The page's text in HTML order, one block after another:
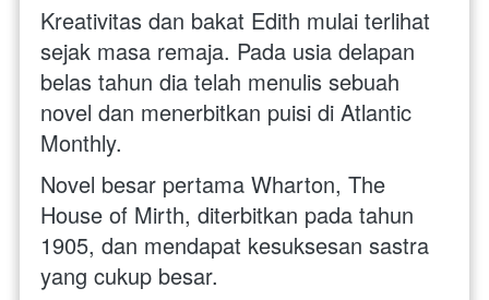
Kreativitas dan bakat Edith mulai terlihat
sejak masa remaja. Pada usia delapan
belas tahun dia telah menulis sebuah
novel dan menerbitkan puisi di Atlantic
Monthly.
Novel besar pertama Wharton, The
House of Mirth, diterbitkan pada tahun
1905, dan mendapat kesuksesan sastra
yang cukup besar.